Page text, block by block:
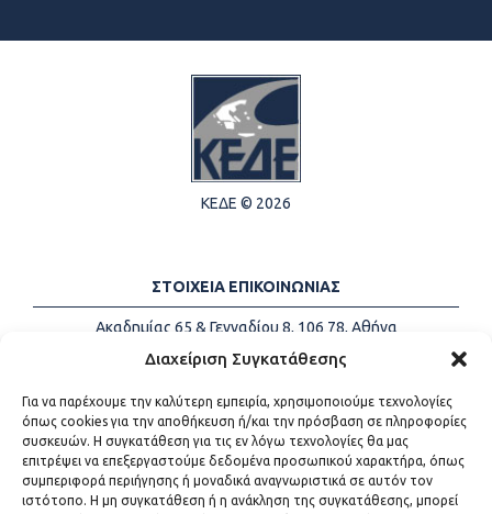
Διαχείριση Συγκατάθεσης
Για να παρέχουμε την καλύτερη εμπειρία, χρησιμοποιούμε τεχνολογίες
όπως cookies για την αποθήκευση ή/και την πρόσβαση σε πληροφορίες
συσκευών. Η συγκατάθεση για τις εν λόγω τεχνολογίες θα μας
επιτρέψει να επεξεργαστούμε δεδομένα προσωπικού χαρακτήρα, όπως
συμπεριφορά περιήγησης ή μοναδικά αναγνωριστικά σε αυτόν τον
ιστότοπο. Η μη συγκατάθεση ή η ανάκληση της συγκατάθεσης, μπορεί
ΚΕΔΕ © 2026
ΣΤΟΙΧΕΙΑ ΕΠΙΚΟΙΝΩΝΙΑΣ
Ακαδημίας 65 & Γενναδίου 8, 106 78, Αθήνα
Τηλέφωνα:
+30 213-2147500
Email:
info@kede.gr
ΧΡΗΣΙΜΟΙ ΣΥΝΔΕΣΜΟΙ